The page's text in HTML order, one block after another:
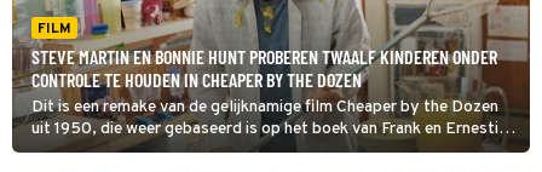
FILM
STEVE MARTIN EN BONNIE HUNT PROBEREN TWAALF KINDEREN ONDER
CONTROLE TE HOUDEN IN CHEAPER BY THE DOZEN
Dit is een remake van de gelijknamige film Cheaper by the Dozen
uit 1950, die weer gebaseerd is op het boek van Frank en Ernestine
Gilbreth, een echtpaar dat in de jaren 40 ook echt een gezin met